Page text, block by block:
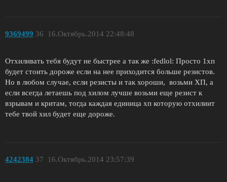
9369499 16.Октябрь.2014 22:48:48
36
Отхиливать тебя будут не быстрее а так же :fedlol: Просто 1хп
будет стоить дороже если на нее приходится больше резистов.
Но в любом случае, если резисты и так хороши, возьми ХП, а
если всегда летаешь под хилом лучше возьми еще резист к
взрывам и критам, тогда каждая единица хп которую отхилиит
тебе твой хил будет еще дороже.
4242384 16.Октябрь.2014 23:57:39
37